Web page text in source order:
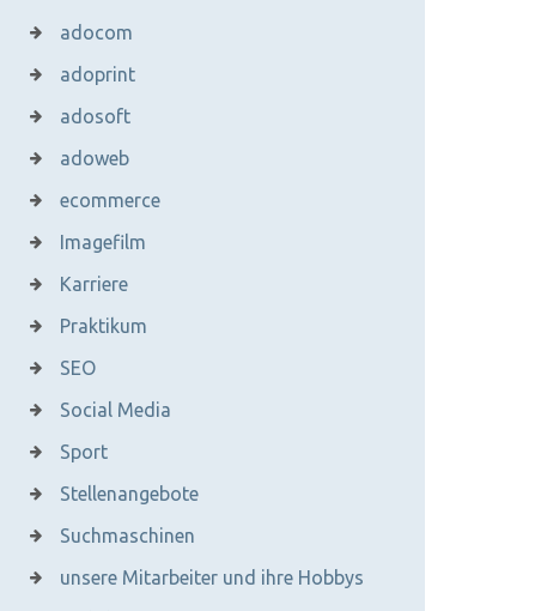
adocom
adoprint
adosoft
adoweb
ecommerce
Imagefilm
Karriere
Praktikum
SEO
Social Media
Sport
Stellenangebote
Suchmaschinen
unsere Mitarbeiter und ihre Hobbys